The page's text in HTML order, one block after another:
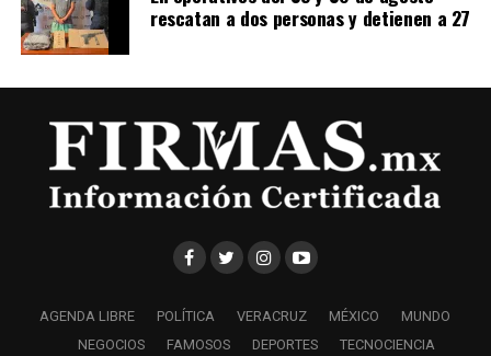
rescatan a dos personas y detienen a 27
AGENDA LIBRE POLÍTICA VERACRUZ MÉXICO
MUNDO
NEGOCIOS
FAMOSOS DEPORTES TECNOCIENCIA